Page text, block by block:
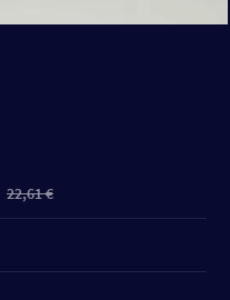
22,61 €